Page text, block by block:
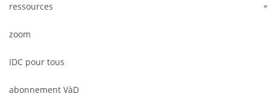
ressources
zoom
IDC pour tous
abonnement VàD